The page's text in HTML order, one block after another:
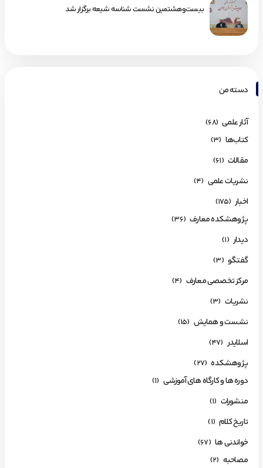
بیست‌وهشتمین نشست شناسه شیعه برگزار شد
دسته من
آثار علمی (68)
کتاب‌ها (3)
مقالات (61)
نشریات علمی (4)
اخبار (175)
پژوهشکده معارف (36)
دیدار (1)
گفتگو (3)
مرکز تخصصی معارف (4)
نشریات (3)
نشست و همایش (15)
اسلایدر (47)
پژوهشکده (27)
دوره ها و کارگاه های آموزشی (1)
منشورات (1)
تاریخ کلام (1)
خواندنی ها (67)
مصاحبه (2)